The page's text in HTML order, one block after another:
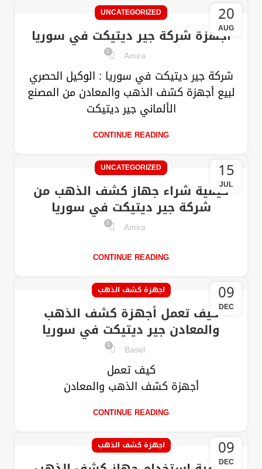
20
AUG
UNCATEGORIZED
اجهزة شركة جير ديتيكت في سوريا
Amira
0
شركة جير ديتيكت في سوريا : الوكيل الحصري
لبيع أجهزة كشف الذهب والمعادن من المصنع
الألماني جير ديتيكت
CONTINUE READING
15
JUL
UNCATEGORIZED
كيفية شراء جهاز كشف الذهب من
شركة جير ديتيكت في سوريا
Amira
0
CONTINUE READING
09
DEC
اجهزة كشف الذهب
كيف تعمل أجهزة كشف الذهب
والمعادن جير ديتيكت في سوريا
Basel
0
كيف تعمل
أجهزة كشف الذهب والمعادن
CONTINUE READING
09
DEC
اجهزة كشف الذهب